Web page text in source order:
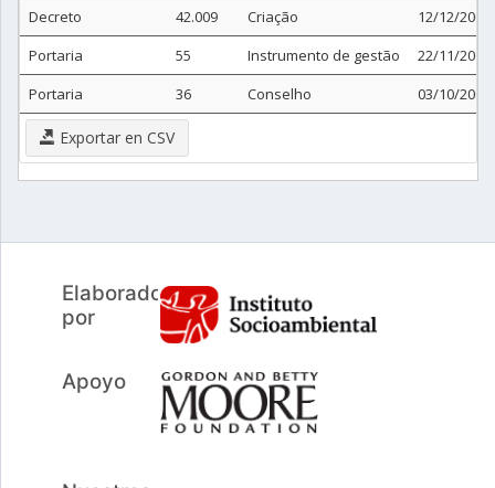
Decreto
42.009 Criação
12/12/2002
Portaria
55 Instrumento de gestão
22/11/2007
Portaria
36 Conselho 03/10/2007
Exportar en CSV